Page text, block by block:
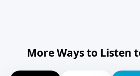
More Ways to Listen